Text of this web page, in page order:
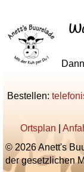
Bestellen:
Ortsplan |
© 2026 Anett's
der gesetzlichen